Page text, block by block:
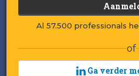
Al 57.500 professionals
of
Ga verder